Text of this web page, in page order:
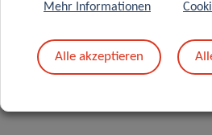
Mit dem Absenden Ihrer
sich einverstanden mit
Mehr Informationen
Alle akzeptieren